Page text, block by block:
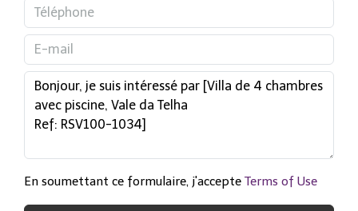
En soumettant ce formulaire, j'accepte Terms of Use